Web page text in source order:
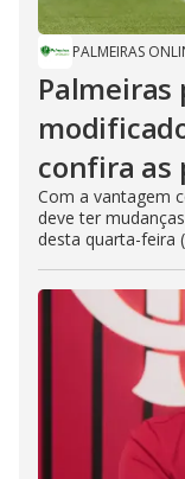
PALMEIRAS
confira as
Com a vantagem
deve ter
desta quarta-feira